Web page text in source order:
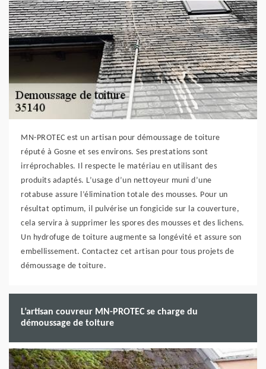
MN-PROTEC est un artisan pour démoussage de toiture
réputé à Gosne et ses environs. Ses prestations sont
irréprochables. Il respecte le matériau en utilisant des
produits adaptés. L’usage d’un nettoyeur muni d’une
rotabuse assure l’élimination totale des mousses. Pour un
résultat optimum, il pulvérise un fongicide sur la couverture,
cela servira à supprimer les spores des mousses et des lichens.
Un hydrofuge de toiture augmente sa longévité et assure son
embellissement. Contactez cet artisan pour tous projets de
démoussage de toiture.
L’artisan couvreur MN-PROTEC se charge du
démoussage de toiture